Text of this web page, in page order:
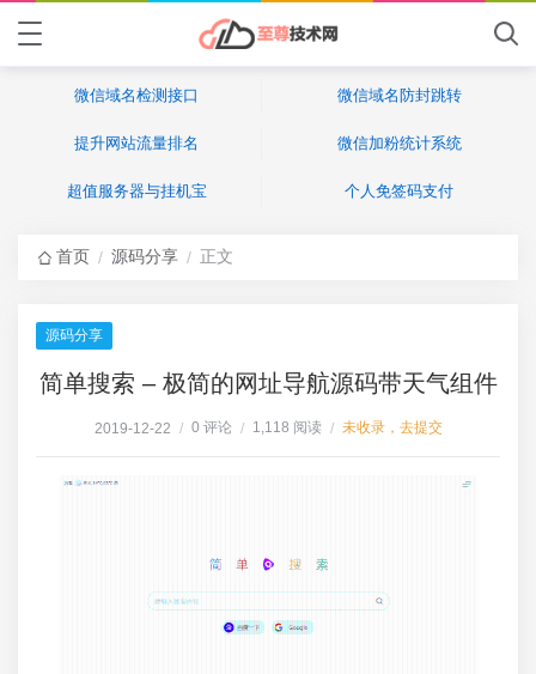
微信域名检测接口 微信域名防封跳转
提升网站流量排名 微信加粉统计系统
超值服务器与挂机宝 个人免签码支付
首页 / 源码分享 / 正文
源码分享
简单搜索 – 极简的网址导航源码带天气组件
2019-12-22 / 0 评论 / 1,118 阅读 / 未收录，去提交